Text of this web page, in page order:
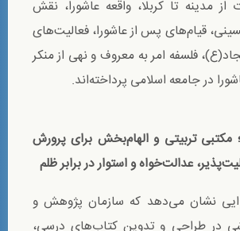
مدینه تا کربلا، واقعه عاشورا، نقش
قیام‌های پس از عاشورا، فعالیت‌های
فلسفه امر به معروف و نهی از منکر
در جامعه اسلامی پرداخته‌اند.
مکتبی تربیتی و الهام‌بخش برای پرورش
عدالت‌خواه و استوار در برابر ظلم
نشان می‌دهد که سازمان پژوهش و
در طراحی و تدوین کتاب‌های درسی،